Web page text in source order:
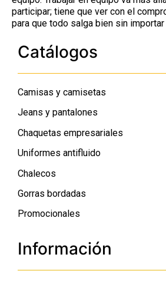
participar; tiene que ver con el
para que todo salga bien sin importar
Catálogos
Camisas y camisetas
Jeans y pantalones
Chaquetas empresariales
Uniformes antifluido
Chalecos
Gorras bordadas
Promocionales
Información